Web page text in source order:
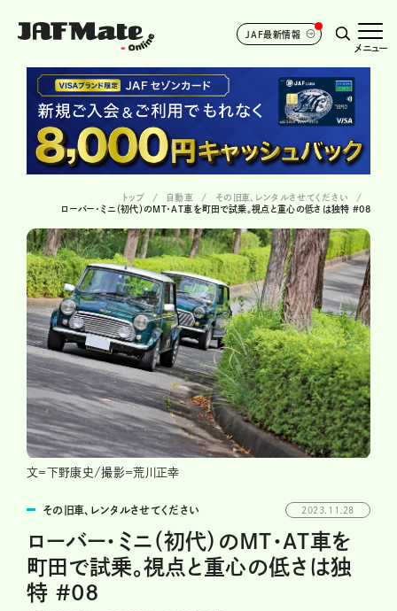
JAF最新情報
メニュー
トップ 自動車
その旧車、レンタルさせてください
ローバー・ミニ（初代）のMT・AT車を町田で試乗。視点と重心の低さは独特 #08
文＝下野康史/撮影＝荒川正幸
その旧車、レンタルさせてください 2023.11.28
ローバー・ミニ（初代）のMT・AT車を
町田で試乗。視点と重心の低さは独
特 #08